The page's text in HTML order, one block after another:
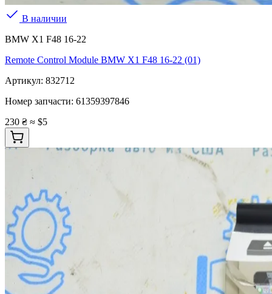
В наличии
BMW X1 F48 16-22
Remote Control Module BMW X1 F48 16-22 (01)
Артикул: 832712
Номер запчасти: 61359397846
230 ₴ ≈ $5